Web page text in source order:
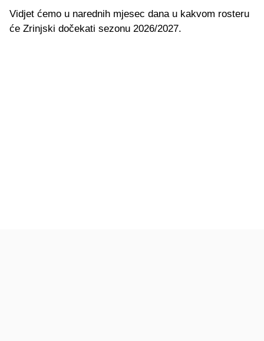
Vidjet ćemo u narednih mjesec dana u kakvom rosteru
će Zrinjski dočekati sezonu 2026/2027.